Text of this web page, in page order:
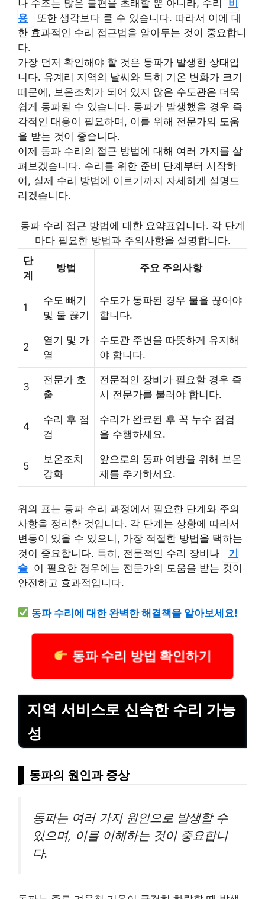
나 수조는 많은 불편을 초래할 뿐 아니라, 수리
비
용
또한 생각보다 클 수 있습니다. 따라서 이에 대
한 효과적인 수리 접근법을 알아두는 것이 중요합니
다.
가장 먼저 확인해야 할 것은 동파가 발생한 상태입
니다. 유계리 지역의 날씨와 특히 기온 변화가 크기
때문에, 보온조치가 되어 있지 않은 수도관은 더욱
쉽게 동파될 수 있습니다. 동파가 발생했을 경우 즉
각적인 대응이 필요하며, 이를 위해 전문가의 도움
을 받는 것이 좋습니다.
이제 동파 수리의 접근 방법에 대해 여러 가지를 살
펴보겠습니다. 수리를 위한 준비 단계부터 시작하
여, 실제 수리 방법에 이르기까지 자세하게 설명드
리겠습니다.
동파 수리 접근 방법에 대한 요약표입니다. 각 단계
마다 필요한 방법과 주의사항을 설명합니다.
단
계
방법 주요 주의사항
1
수도 빼기
및 물 끊기
수도가 동파된 경우 물을 끊어야
합니다.
2
열기 및 가
열
수도관 주변을 따뜻하게 유지해
야 합니다.
3
전문가 호
출
전문적인 장비가 필요할 경우 즉
시 전문가를 불러야 합니다.
4
수리 후 점
검
수리가 완료된 후 꼭 누수 점검
을 수행하세요.
5
보온조치
강화
앞으로의 동파 예방을 위해 보온
재를 추가하세요.
위의 표는 동파 수리 과정에서 필요한 단계와 주의
사항을 정리한 것입니다. 각 단계는 상황에 따라서
변동이 있을 수 있으니, 가장 적절한 방법을 택하는
것이 중요합니다. 특히, 전문적인 수리 장비나
기
술 이 필요한 경우에는 전문가의 도움을 받는 것이
안전하고 효과적입니다.
동파 수리에 대한 완벽한 해결책을 알아보세요!
동파 수리 방법 확인하기
지역 서비스로 신속한 수리 가능
성
동파의 원인과 증상
동파는 여러 가지 원인으로 발생할 수
있으며, 이를 이해하는 것이 중요합니
다.